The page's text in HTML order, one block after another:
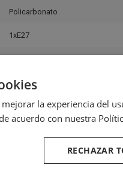
Policarbonato
1xE27
Doméstico
Recomendado para exteriores
la experiencia del
acuerdo con nuestra
RECHAZAR